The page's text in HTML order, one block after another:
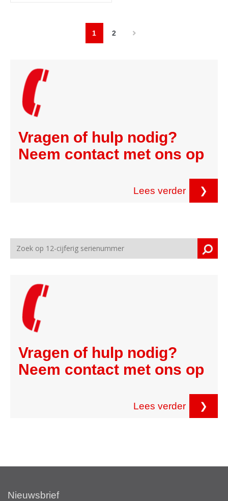
1 2
Vragen of hulp nodig?
Neem contact met ons op
Lees verder ❯
Vragen of hulp nodig?
Neem contact met ons op
Lees verder ❯
Nieuwsbrief